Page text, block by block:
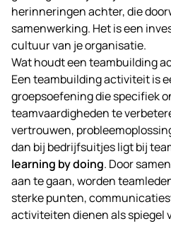
herinneringen achter, die
samenwerking. Het is een
cultuur van je organisatie.
Wat houdt een teambuilding
Een teambuilding activiteit is
groepsoefening die specifiek
teamvaardigheden te
vertrouwen,
dan bij bedrijfsuitjes ligt bij
learning by doing. Door
aan te gaan, worden
sterke punten,
activiteiten dienen als spiegel